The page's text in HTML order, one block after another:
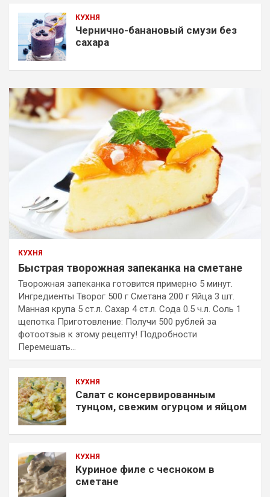
КУХНЯ
Чернично-банановый смузи без
сахара
КУХНЯ
Быстрая творожная запеканка на сметане
Творожная запеканка готовится примерно 5 минут.
Ингредиенты Творог 500 г Сметана 200 г Яйца 3 шт.
Манная крупа 5 ст.л. Сахар 4 ст.л. Сода 0.5 ч.л. Соль 1
щепотка Приготовление: Получи 500 рублей за
фотоотзыв к этому рецепту! Подробности
Перемешать…
КУХНЯ
Салат с консервированным
тунцом, свежим огурцом и яйцом
КУХНЯ
Куриное филе с чесноком в
сметане